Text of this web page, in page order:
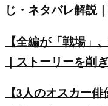
じ・ネタバレ解説
【全編が「戦場」
｜ストーリーを削
【3人のオスカー